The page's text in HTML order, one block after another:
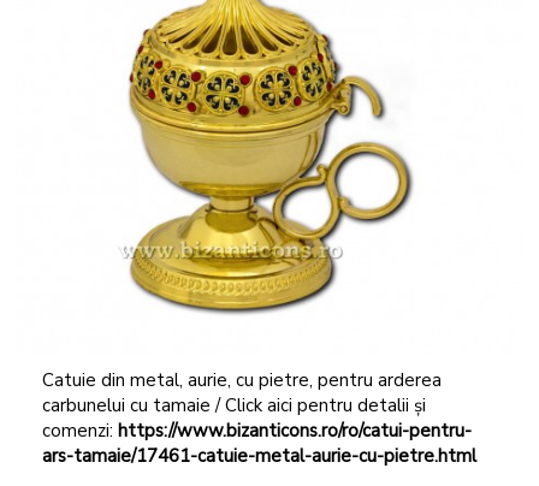
Catuie din metal, aurie, cu pietre, pentru arderea
carbunelui cu tamaie / Click aici pentru detalii și
comenzi: https://www.bizanticons.ro/ro/catui-pentru-
ars-tamaie/17461-catuie-metal-aurie-cu-pietre.html